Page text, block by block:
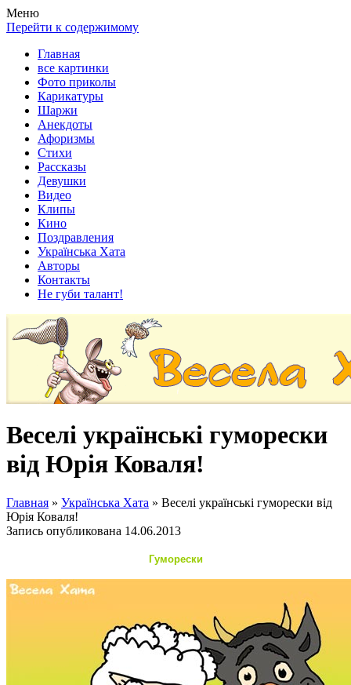
Весела хата — прикольные картинки, смешные истории,
клипы!
Покажем всем ваши фото приколы, карикатуры, шаржи, стихи,
рассказы, видео и песни!
Меню
Перейти к содержимому
Главная
все картинки
Фото приколы
Карикатуры
Шаржи
Анекдоты
Афоризмы
Стихи
Рассказы
Девушки
Видео
Клипы
Кино
Поздравления
Українська Хата
Авторы
Контакты
Не губи талант!
Веселі українські гуморески
від Юрія Коваля!
Главная » Українська Хата » Веселі українські гуморески від
Юрія Коваля!
Запись опубликована 14.06.2013
Гуморески